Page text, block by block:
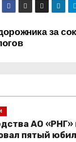
за
АО «РНГ»
пятый